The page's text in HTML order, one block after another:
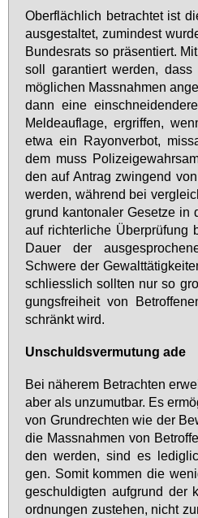
Ober­fläch­lich be­trach­tet ist
aus­ge­stal­tet, zu­min­dest
Bun­des­rats so prä­sen­tiert.
soll ga­ran­tiert wer­den,
mög­li­chen Mass­nah­men
dann ei­ne
Mel­de­auf­la­ge, er­grif­fen,
et­wa ein Rayon­ver­bot,
dem muss
den auf An­trag zwin­gend
wer­den, wäh­rend bei
grund kan­to­na­ler Ge­set­ze in
auf rich­ter­li­che Über­prü­fung
Dau­er der
Schwe­re der
schliess­lich soll­ten nur so
gungs­frei­heit von
schränkt wird.
Un­schulds­ver­mu­tung ade
Bei nä­he­rem Be­trach­ten
aber als un­zu­mut­bar. Es
von Grund­rech­ten wie der
die Mass­nah­men von
den wer­den, sind es
gen. So­mit kom­men die
ge­schul­dig­ten auf­grund der
ord­nun­gen zu­ste­hen, nicht